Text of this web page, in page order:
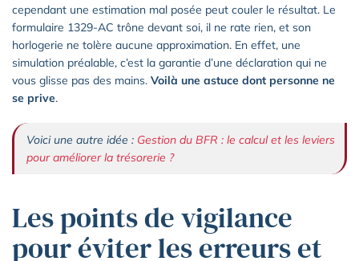
cependant une estimation mal posée peut couler le résultat. Le
formulaire 1329-AC trône devant soi, il ne rate rien, et son
horlogerie ne tolère aucune approximation. En effet, une
simulation préalable, c’est la garantie d’une déclaration qui ne
vous glisse pas des mains. Voilà une astuce dont personne ne
se prive.
Voici une autre idée : Gestion du BFR : le calcul et les leviers
pour améliorer la trésorerie ?
Les points de vigilance
pour éviter les erreurs et